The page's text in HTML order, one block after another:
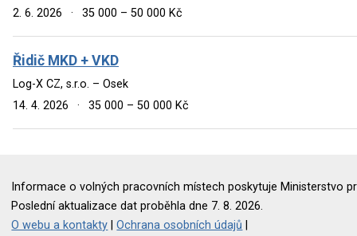
2. 6. 2026
· 35 000 – 50 000 Kč
Řidič MKD + VKD
Log-X CZ, s.r.o. – Osek
14. 4. 2026
· 35 000 – 50 000 Kč
Informace o volných pracovních místech poskytuje Ministerstvo
Poslední aktualizace dat proběhla dne 7. 8. 2026.
O webu a kontakty |Ochrana osobních údajů